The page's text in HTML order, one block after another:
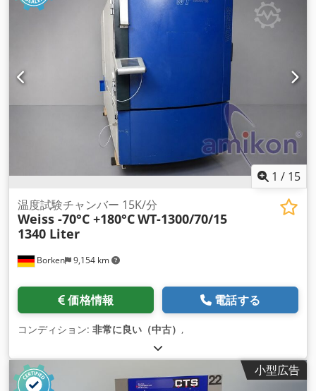
1 / 15
Borken 9,154 km
温度試験チャンバー 15K/分
Weiss -70°C +180°CWT-1300/70/15
1340 Liter
価格情報 電話する
コンディション: 非常に良い（中古） ,
小型広告